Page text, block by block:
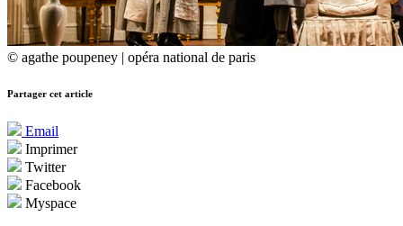
© agathe poupeney | opéra national de paris
Partager cet article
Email
Imprimer
Twitter
Facebook
Myspace